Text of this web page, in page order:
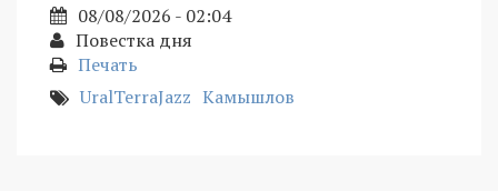
08/08/2026 - 02:04
Повестка дня
Печать
UralTerraJazz Камышлов